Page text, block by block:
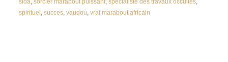
spirituel succes vaudou vrai marabout africain